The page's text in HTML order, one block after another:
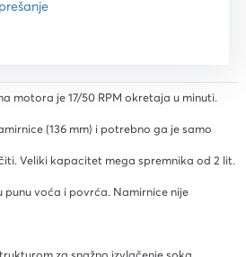
motora je 17/50 RPM okretaja u minuti.
(136 mm) i potrebno ga je samo
Veliki kapacitet mega spremnika od 2 lit.
punu voća i povrća. Namirnice nije